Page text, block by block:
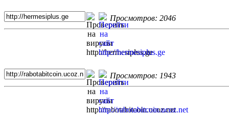
Просмотров: 2046
Просмотров: 1943